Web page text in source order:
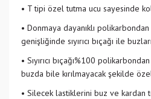
• T tipi özel tutma ucu sayesinde
• Donmaya dayanıklı
genişliğinde sıyırıcı bıçağı ile
• Sıyırıcı bıçağı%100
buzda bile kırılmayacak şekilde
• Silecek lastiklerini buz ve